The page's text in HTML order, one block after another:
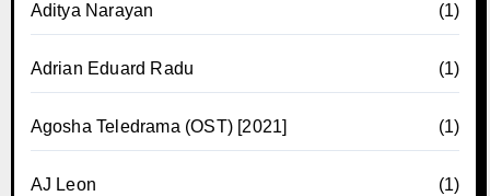
Aditya Narayan (1)
Adrian Eduard Radu (1)
Agosha Teledrama (OST) [2021] (1)
AJ Leon (1)